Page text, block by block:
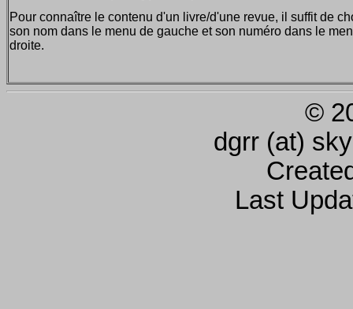
Pour connaître le contenu d'un livre/d'une revue, il suffit de
son nom dans le menu de gauche et son numéro dans le
droite.
©
dgrr (at)
Last